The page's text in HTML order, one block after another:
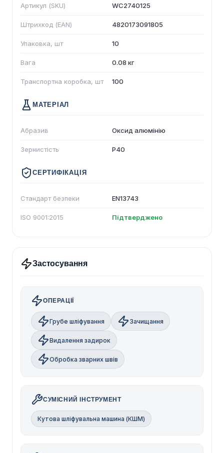
Артикул (SKU) WC2740125
Штрихкод (EAN) 4820173091805
Упаковка, шт 10
Вага 0.08 кг
Транспортна коробка, шт 100
МАТЕРІАЛ
Абразив Оксид алюмінію
Зернистість P40
СЕРТИФІКАЦІЯ
Стандарт безпеки EN13743
ISO 9001:2015 Підтверджено
Застосування
ОПЕРАЦІЇ
Грубе шліфування Зачищання
Видалення задирок
Обробка зварних швів
СУМІСНИЙ ІНСТРУМЕНТ
Кутова шліфувальна машина (КШМ)